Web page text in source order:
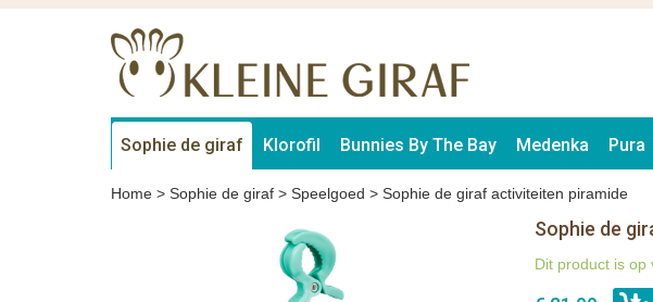
Sophie de giraf Klorofil Bunnies By The Bay Medenka Pura
Home > Sophie de giraf > Speelgoed > Sophie de giraf activiteiten piramide
Sophie de
Dit product is op